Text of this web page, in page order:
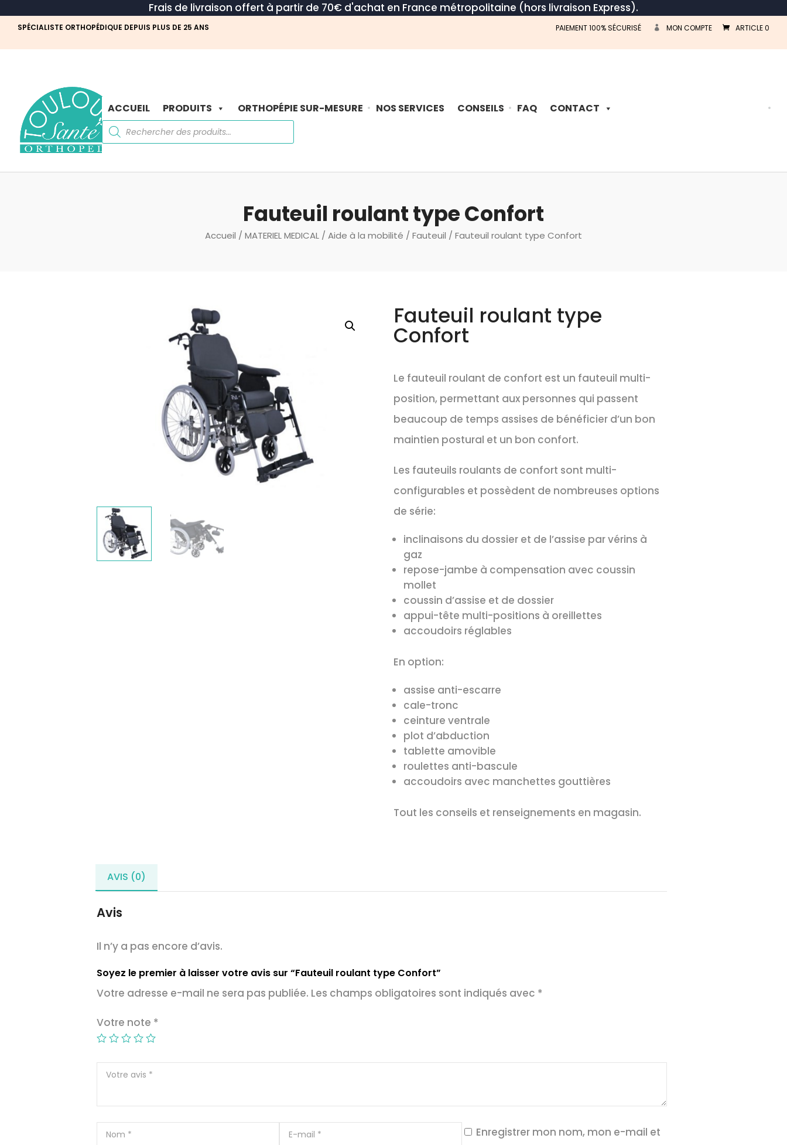
Frais de livraison offert à partir de 70€ d'achat en France métropolitaine (hors livraison Express).
SPÉCIALISTE ORTHOPÉDIQUE DEPUIS PLUS DE 25 ANS PAIEMENT 100% SÉCURISÉ MON COMPTE ARTICLE 0
ACCUEIL PRODUITS ORTHOPÉPIE SUR-MESURE NOS SERVICES CONSEILS FAQ CONTACT
Recherche
de
produits
Recherche
Fauteuil roulant type Confort
Accueil / MATERIEL MEDICAL / Aide à la mobilité / Fauteuil / Fauteuil roulant type Confort
Fauteuil roulant type
Confort
Le fauteuil roulant de confort est un fauteuil multi-
position, permettant aux personnes qui passent
beaucoup de temps assises de bénéficier d’un bon
maintien postural et un bon confort.
Les fauteuils roulants de confort sont multi-
configurables et possèdent de nombreuses options
de série:
inclinaisons du dossier et de l’assise par vérins à
gaz
repose-jambe à compensation avec coussin
mollet
coussin d’assise et de dossier
appui-tête multi-positions à oreillettes
accoudoirs réglables
En option:
assise anti-escarre
cale-tronc
ceinture ventrale
plot d’abduction
tablette amovible
roulettes anti-bascule
accoudoirs avec manchettes gouttières
Tout les conseils et renseignements en magasin.
AVIS (0)
Avis
Il n’y a pas encore d’avis.
Soyez le premier à laisser votre avis sur “Fauteuil roulant type Confort”
Votre adresse e-mail ne sera pas publiée. Les champs obligatoires sont indiqués avec *
Votre note *
Enregistrer mon nom, mon e-mail et